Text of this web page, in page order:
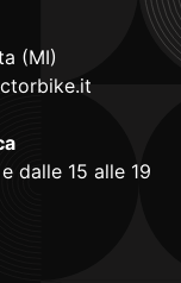
(MI)
dalle 15 alle 19